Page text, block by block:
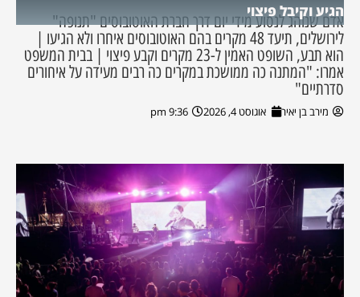
הגיע וקיבל פיצוי
אדם שנוהג לנסוע מידי יום דרך חברת האוטובוסים "תנופה"
לירושלים, תיעד 48 מקרים בהם האוטובוסים איחרו ולא הגיעו |
הוא תבע, השופט האמין ל-23 מקרים וקבע פיצוי | בבית המשפט
אמרו: "המתנה כה ממושכת במקרים כה רבים מעידה על איחורים
סדרתיים"
מירב בן יאיר אוגוסט 4, 2026 9:36 pm